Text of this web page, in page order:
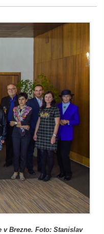
v Brezne. Foto: Stanislav